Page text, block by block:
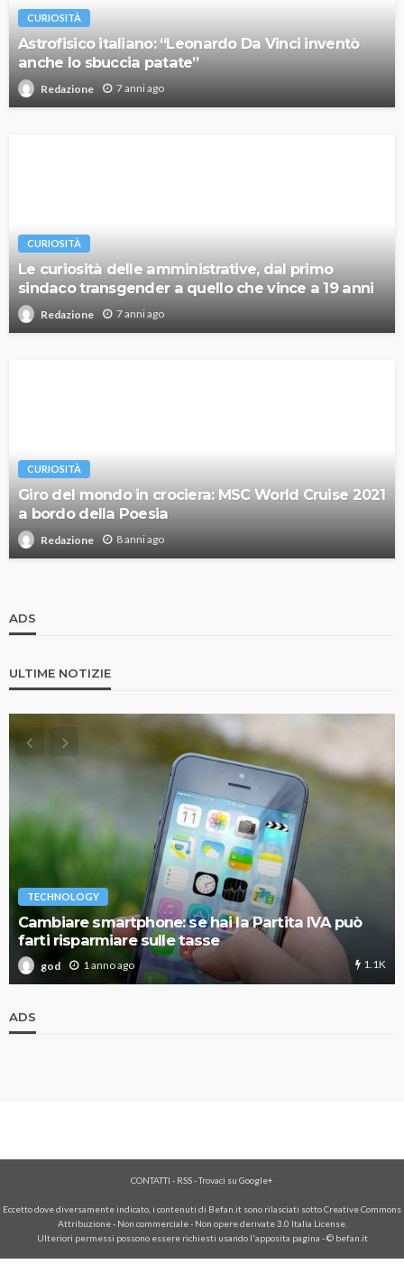
CURIOSITÀ
Astrofisico italiano: “Leonardo Da Vinci inventò
anche lo sbuccia patate”
Redazione 7 anni ago
CURIOSITÀ
Le curiosità delle amministrative, dal primo
sindaco transgender a quello che vince a 19 anni
Redazione 7 anni ago
CURIOSITÀ
Giro del mondo in crociera: MSC World Cruise 2021
a bordo della Poesia
Redazione 8 anni ago
ADS
ULTIME NOTIZIE
TECHNOLOGY
Cambiare smartphone: se hai la Partita IVA può
farti risparmiare sulle tasse
god 1 anno ago 1.1K
ADS
CONTATTI - RSS-Trovaci su Google+
Eccetto dove diversamente indicato, i contenuti di Befan.it sono rilasciati sotto Creative Commons
Attribuzione - Non commerciale - Non opere derivate 3.0 Italia License.
Ulteriori permessi possono essere richiesti usando l'apposita pagina - © befan.it